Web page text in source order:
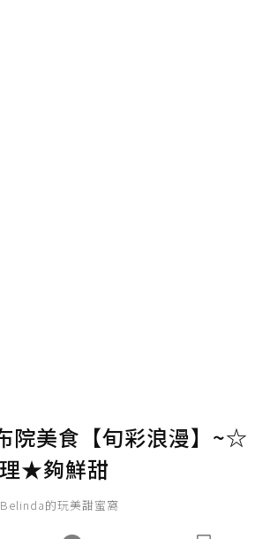
院美食【旬彩浪漫】~☆
★夠鮮甜
Belinda的玩美甜蜜窩